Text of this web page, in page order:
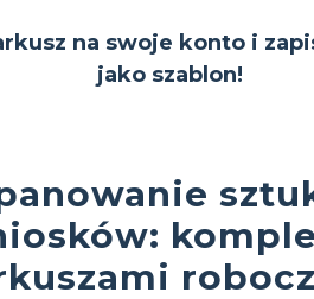
na swoje konto i
jako szablon!